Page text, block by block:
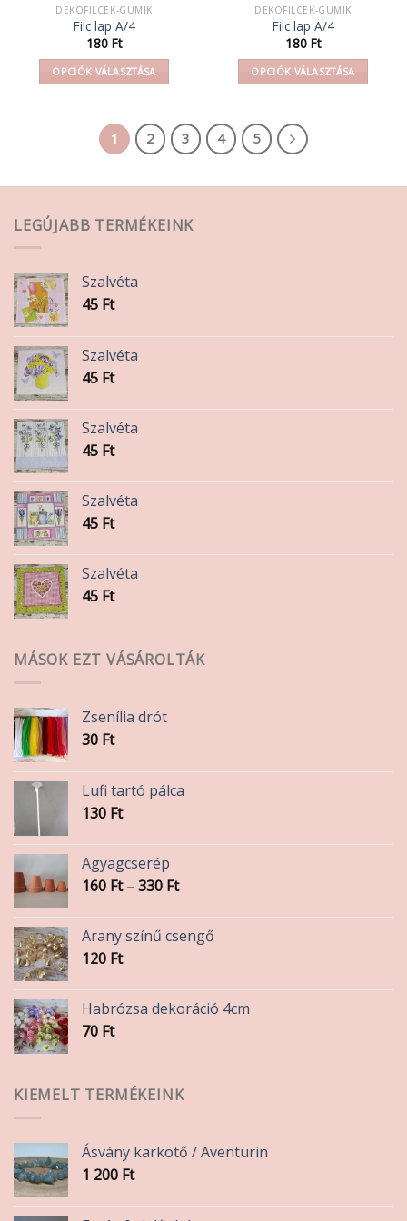
DEKOFILCEK-GUMIK
Filc lap A/4
180 Ft
OPCIÓK VÁLASZTÁSA
terméknek
több
van.
változatok
választhatók
ki
DEKOFILCEK-GUMIK
Filc lap A/4
180 Ft
OPCIÓK VÁLASZTÁSA
terméknek
több
van.
1 2 3 4 5
LEGÚJABB TERMÉKEINK
Szalvéta
45 Ft
Szalvéta
45 Ft
Szalvéta
45 Ft
Szalvéta
45 Ft
Szalvéta
45 Ft
MÁSOK EZT VÁSÁROLTÁK
Zsenília drót
30 Ft
Lufi tartó pálca
130 Ft
Agyagcserép
160 Ft – 330 FtÁrtartomány:
-
330 Ft
Arany színű csengő
120 Ft
Habrózsa dekoráció 4cm
70 Ft
KIEMELT TERMÉKEINK
Ásvány karkötő / Aventurin
1 200 Ft